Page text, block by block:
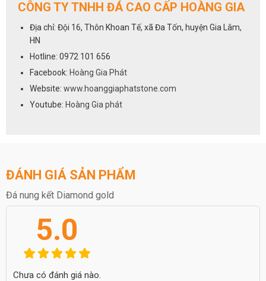
CÔNG TY TNHH ĐÁ CAO CẤP HOÀNG GIA
Địa chỉ: Đội 16, Thôn Khoan Tế, xã Đa Tốn, huyện Gia Lâm,
HN
Hotline: 0972 101 656
Facebook: Hoàng Gia Phát
Website: www.hoanggiaphatstone.com
Youtube: Hoàng Gia phát
ĐÁNH GIÁ SẢN PHẨM
Đá nung kết Diamond gold
5.0
Chưa có đánh giá nào.